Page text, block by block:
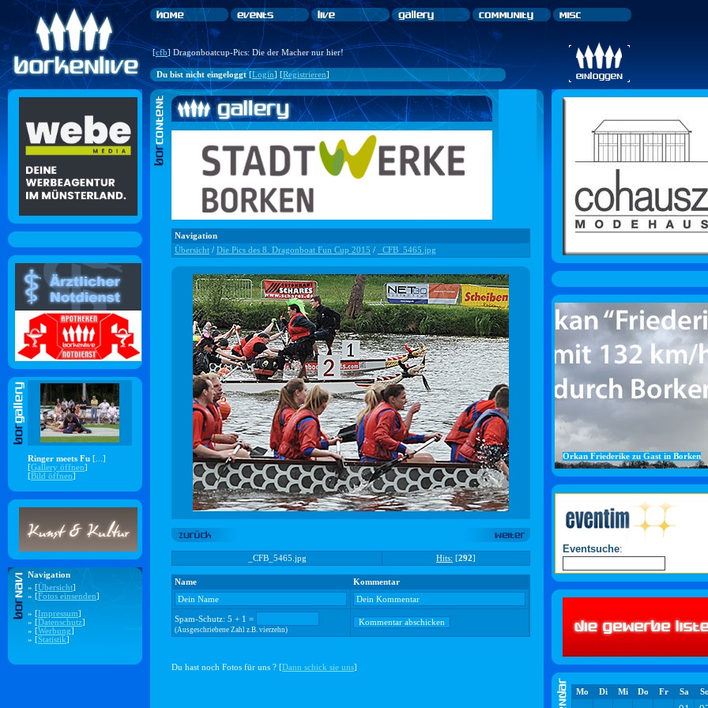
[cfb] Dragonboatcup-Pics: Die der Macher nur hier!
Du bist nicht eingeloggt[Login] [Registrieren]
Ringer meets Fu [...]
[Gallery öffnen]
[Bild öffnen]
Navigation
» [Übersicht]
» [Fotos einsenden]
» [Impressum]
» [Datenschutz]
» [Werbung]
» [Statistik]
Navigation
Übersicht / Die Pics des 8. Dragonboat Fun Cup 2015 / _CFB_5465.jpg
_CFB_5465.jpg Hits: [292]
Name Kommentar
Spam-Schutz: 5 + 1 =
(Ausgeschriebene Zahl z.B. vierzehn)
Du hast noch Fotos für uns ? [Dann schick sie uns]
Orkan Friederike zu Gast in Borken
Eventsuche:
Mo Di Mi Do Fr Sa